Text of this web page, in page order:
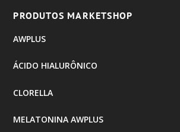
PRODUTOS MARKETSHOP
AWPLUS
ÁCIDO HIALURÔNICO
CLORELLA
MELATONINA AWPLUS